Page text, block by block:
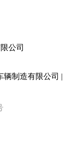
公司
制造有限公司 |